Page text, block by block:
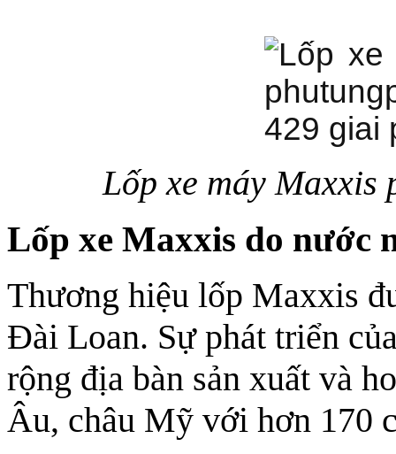
Lốp xe máy Maxxis
Lốp xe Maxxis do nước
Thương hiệu lốp Maxxis
Đài Loan. Sự phát triển
rộng địa bàn sản xuất và
Âu, châu Mỹ với hơn 170